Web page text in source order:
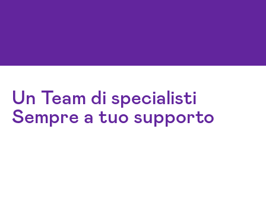
Un Team di specialisti
Sempre a tuo supporto